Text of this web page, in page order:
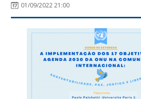
01/09/2022 21:00